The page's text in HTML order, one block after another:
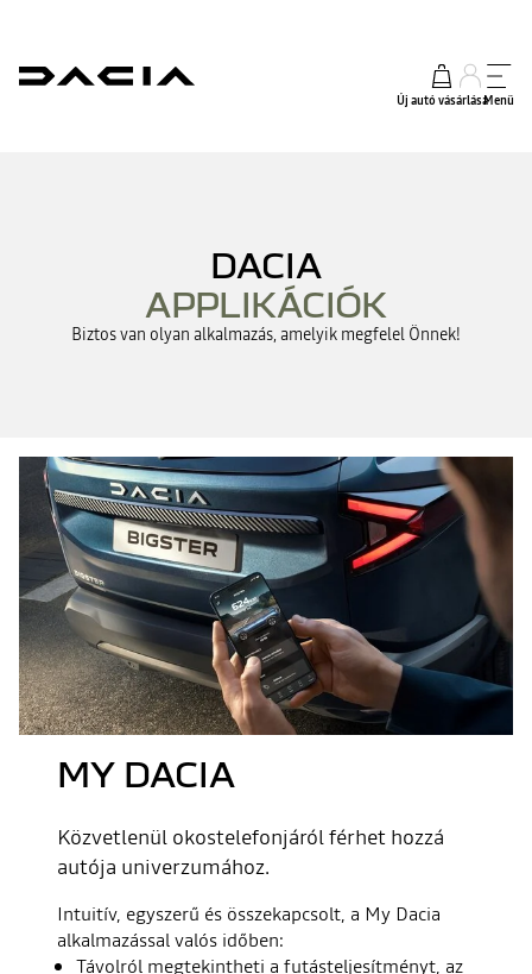
Új autó vásárlásaMenü
DACIA
APPLIKÁCIÓK
Biztos van olyan alkalmazás, amelyik megfelel Önnek!
MY DACIA
Közvetlenül okostelefonjáról férhet hozzá
autója univerzumához.
Intuitív, egyszerű és összekapcsolt, a My Dacia
alkalmazással valós időben:
Távolról megtekintheti a futásteljesítményt, az